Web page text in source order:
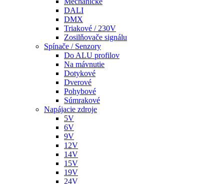
DALI
DMX
Triakové / 230V
Zosilňovače signálu
Spínače / Senzory
Do ALU profilov
Na mávnutie
Dotykové
Dverové
Pohybové
Súmrakové
Napájacie zdroje
5V
6V
9V
12V
14V
15V
19V
24V